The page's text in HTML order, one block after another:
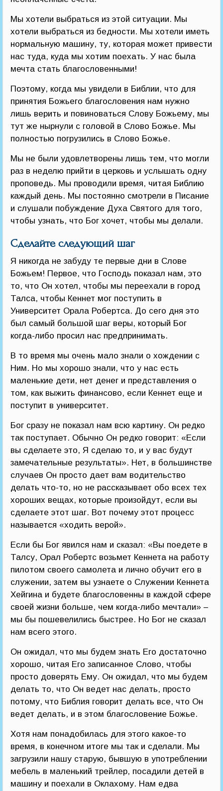
Мы хотели выбраться из этой ситуации. Мы
хотели выбраться из бедности. Мы хотели иметь
нормальную машину, ту, которая может привести
нас туда, куда мы хотим поехать. У нас была
мечта стать благословенными!
Поэтому, когда мы увидели в Библии, что для
принятия Божьего благословения нам нужно
лишь верить и повиноваться Слову Божьему, мы
тут же нырнули с головой в Слово Божье. Мы
полностью погрузились в Слово Божье.
Мы не были удовлетворены лишь тем, что могли
раз в неделю прийти в церковь и услышать одну
проповедь. Мы проводили время, читая Библию
каждый день. Мы постоянно смотрели в Писание
и слушали побуждение Духа Святого для того,
чтобы узнать, что Бог хочет, чтобы мы делали.
Сделайте следующий шаг
Я никогда не забуду те первые дни в Слове
Божьем! Первое, что Господь показал нам, это
то, что Он хотел, чтобы мы переехали в город
Талса, чтобы Кеннет мог поступить в
Университет Орала Робертса. До сего дня это
был самый большой шаг веры, который Бог
когда-либо просил нас предпринимать.
В то время мы очень мало знали о хождении с
Ним. Но мы хорошо знали, что у нас есть
маленькие дети, нет денег и представления о
том, как выжить финансово, если Кеннет еще и
поступит в университет.
Бог сразу не показал нам всю картину. Он редко
так поступает. Обычно Он редко говорит: «Если
вы сделаете это, Я сделаю то, и у вас будут
замечательные результаты». Нет, в большинстве
случаев Он просто дает вам водительство
делать что-то, но не рассказывает обо всех тех
хороших вещах, которые произойдут, если вы
сделаете этот шаг. Вот почему этот процесс
называется «ходить верой».
Если бы Бог явился нам и сказал: «Вы поедете в
Талсу, Орал Робертс возьмет Кеннета на работу
пилотом своего самолета и лично обучит его в
служении, затем вы узнаете о Служении Кеннета
Хейгина и будете благословенны в каждой сфере
своей жизни больше, чем когда-либо мечтали» –
мы бы пошевелились быстрее. Но Бог не сказал
нам всего этого.
Он ожидал, что мы будем знать Его достаточно
хорошо, читая Его записанное Слово, чтобы
просто доверять Ему. Он ожидал, что мы будем
делать то, что Он ведет нас делать, просто
потому, что Библия говорит делать все, что Он
ведет делать, и в этом благословение Божье.
Хотя нам понадобилась для этого какое-то
время, в конечном итоге мы так и сделали. Мы
загрузили нашу старую, бывшую в употреблении
мебель в маленький трейлер, посадили детей в
машину и поехали в Оклахому. Нам едва